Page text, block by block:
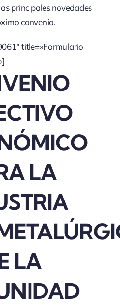
principales novedades
convenio.
title=»Formulario
LA
LA